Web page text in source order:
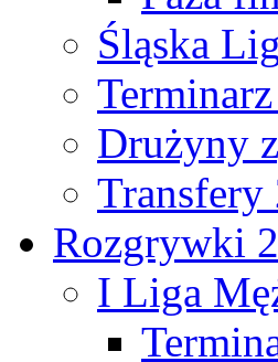
Śląska
Drużyny
Transfery
Rozgrywki
I Liga